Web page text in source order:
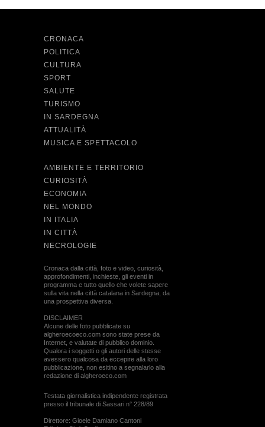
CRONACA
POLITICA
CULTURA
SPORT
SALUTE
TURISMO
IN SARDEGNA
ATTUALITÀ
MUSICA E SPETTACOLO
AMBIENTE E TERRITORIO
CURIOSITÀ
ECONOMIA
NEL MONDO
IN ITALIA
IN CITTÀ
NECROLOGIE
Cronaca dalla città, foto e video, curiosità,
approfondimenti, inchieste, gli eventi in
programma e tutto quello che volete sapere
sulla vita nella città catalana in Sardegna, da
una prospettiva diversa.
DISCLAIMER
Alcune delle foto pubblicate su
algheroecoeco.com sono state prese da
Internet, e valutate di pubblico dominio.
Qualora i soggetti o gli autori delle stesse
avessero qualcosa da eccepire alla loro
pubblicazione, non esitino a segnalarlo alla
redazione di algheroeco.com
Testata giornalistica indipendente registrata
presso il tribunale di Sassari n° 228/89
Direttore: Gioele Damiano Cantoni